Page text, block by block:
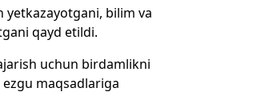
yetkazayotgani, bilim va
qayd etildi.
uchun birdamlikni
maqsadlariga